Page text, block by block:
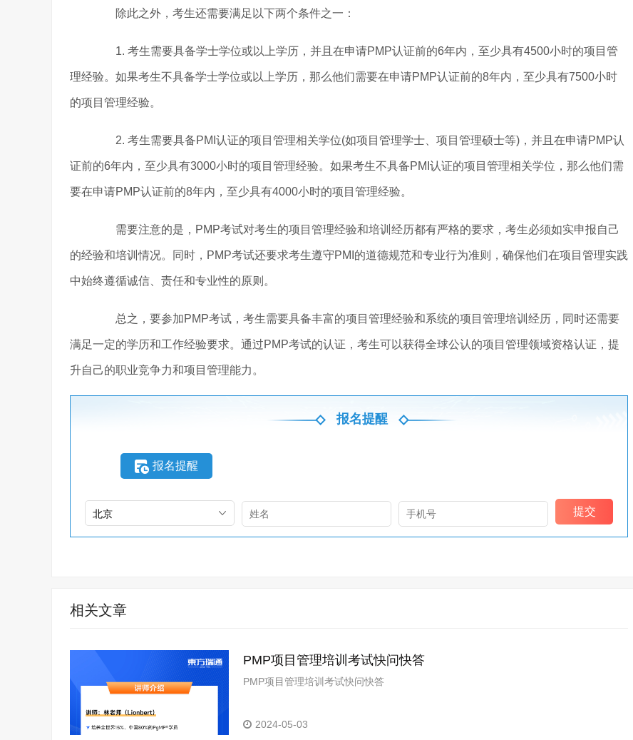
除此之外，考生还需要满足以下两个条件之一：
1. 考生需要具备学士学位或以上学历，并且在申请PMP认证前的6年内，至少具有4500小时的项目管
理经验。如果考生不具备学士学位或以上学历，那么他们需要在申请PMP认证前的8年内，至少具有7500小时
的项目管理经验。
2. 考生需要具备PMI认证的项目管理相关学位(如项目管理学士、项目管理硕士等)，并且在申请PMP认
证前的6年内，至少具有3000小时的项目管理经验。如果考生不具备PMI认证的项目管理相关学位，那么他们需
要在申请PMP认证前的8年内，至少具有4000小时的项目管理经验。
需要注意的是，PMP考试对考生的项目管理经验和培训经历都有严格的要求，考生必须如实申报自己
的经验和培训情况。同时，PMP考试还要求考生遵守PMI的道德规范和专业行为准则，确保他们在项目管理实践
中始终遵循诚信、责任和专业性的原则。
总之，要参加PMP考试，考生需要具备丰富的项目管理经验和系统的项目管理培训经历，同时还需要
满足一定的学历和工作经验要求。通过PMP考试的认证，考生可以获得全球公认的项目管理领域资格认证，提
升自己的职业竞争力和项目管理能力。
报名提醒
报名提醒
相关文章
PMP项目管理培训考试快问快答
PMP项目管理培训考试快问快答
2024-05-03